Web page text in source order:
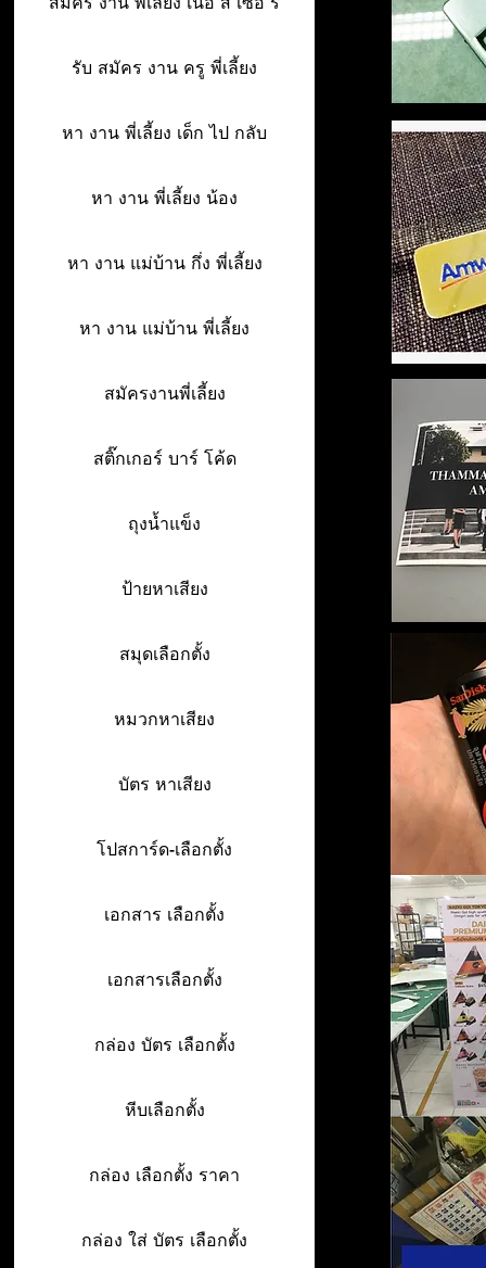
รับ สมัคร งาน ครู พี่เลี้ยง
หา งาน พี่เลี้ยง เด็ก ไป กลับ
หา งาน พี่เลี้ยง น้อง
หา งาน แม่บ้าน กึ่ง พี่เลี้ยง
หา งาน แม่บ้าน พี่เลี้ยง
สมัครงานพี่เลี้ยง
สติ๊กเกอร์ บาร์ โค้ด
ถุงน้ำแข็ง
ป้ายหาเสียง
สมุดเลือกตั้ง
หมวกหาเสียง
บัตร หาเสียง
โปสการ์ด-เลือกตั้ง
เอกสาร เลือกตั้ง
เอกสารเลือกตั้ง
กล่อง บัตร เลือกตั้ง
หีบเลือกตั้ง
กล่อง เลือกตั้ง ราคา
กล่อง ใส่ บัตร เลือกตั้ง